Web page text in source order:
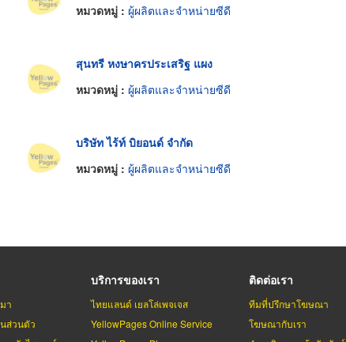
หมวดหมู่ : ผู้ผลิตและจำหน่ายซีดี
สุนทรี หงษาครประเสริฐ แผง
หมวดหมู่ : ผู้ผลิตและจำหน่ายซีดี
บริษัท ไร้ท์ บิยอนด์ จำกัด
หมวดหมู่ : ผู้ผลิตและจำหน่ายซีดี
า
ส่วนตัว
บริการของเรา
ไทยแลนด์ เยลโล่เพจเจส
YellowPages Online Service
ติดต่อเรา
ทีมที่ปรึกษาโฆษณา
โฆษณากับเรา